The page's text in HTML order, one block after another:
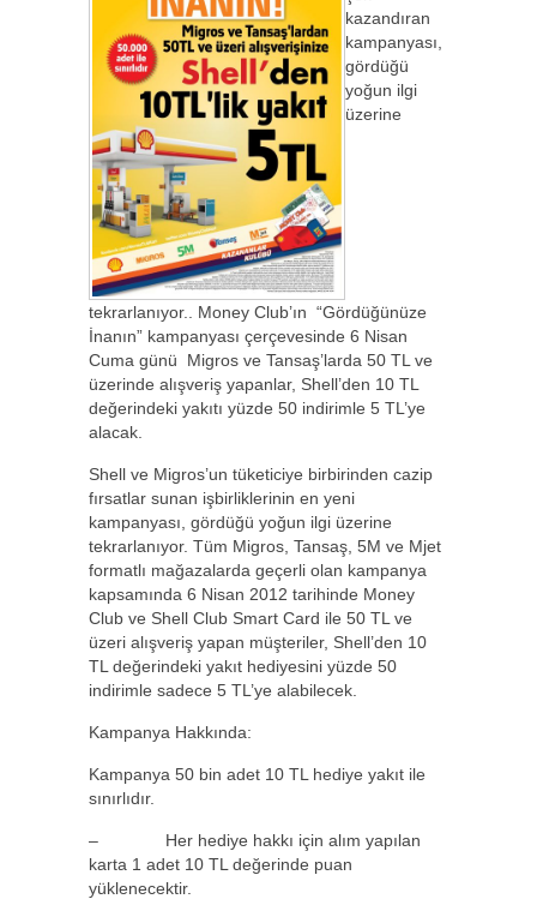
kazandıran
kampanyası,
gördüğü
yoğun ilgi
üzerine
tekrarlanıyor.. Money Club’ın “Gördüğünüze
İnanın” kampanyası çerçevesinde 6 Nisan
Cuma günü Migros ve Tansaş’larda 50 TL ve
üzerinde alışveriş yapanlar, Shell’den 10 TL
değerindeki yakıtı yüzde 50 indirimle 5 TL’ye
alacak.
Shell ve Migros’un tüketiciye birbirinden cazip
fırsatlar sunan işbirliklerinin en yeni
kampanyası, gördüğü yoğun ilgi üzerine
tekrarlanıyor. Tüm Migros, Tansaş, 5M ve Mjet
formatlı mağazalarda geçerli olan kampanya
kapsamında 6 Nisan 2012 tarihinde Money
Club ve Shell Club Smart Card ile 50 TL ve
üzeri alışveriş yapan müşteriler, Shell’den 10
TL değerindeki yakıt hediyesini yüzde 50
indirimle sadece 5 TL’ye alabilecek.
Kampanya Hakkında:
Kampanya 50 bin adet 10 TL hediye yakıt ile
sınırlıdır.
– Her hediye hakkı için alım yapılan
karta 1 adet 10 TL değerinde puan
yüklenecektir.